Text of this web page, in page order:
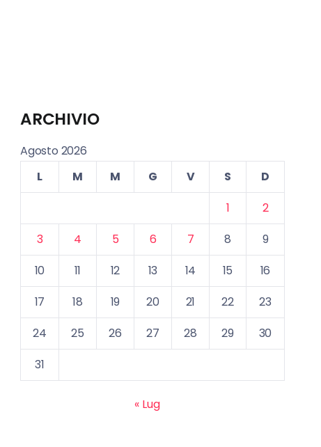
ARCHIVIO
Agosto 2026
L
M M G V S
D
1
2
3
4 5 6 7 8
9
10
11 12 13 14 15
16
17
18 19 20 21 22
23
24
25 26 27 28 29
30
31
« Lug